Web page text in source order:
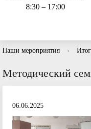
8:30 – 17:00
Наши мероприятия ›
Методический
06.06.2025